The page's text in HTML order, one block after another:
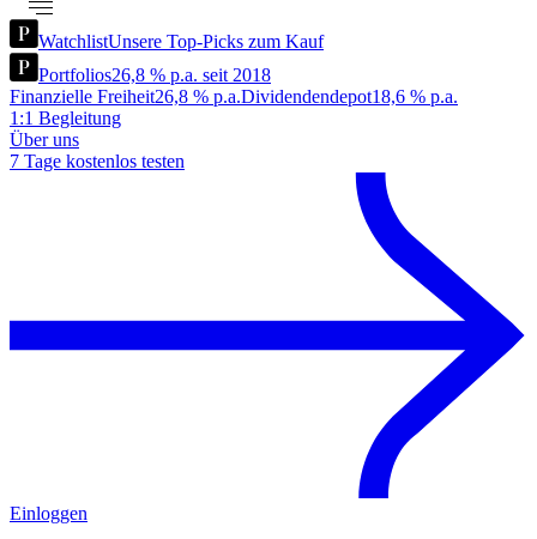
WatchlistUnsere Top-Picks zum Kauf
Portfolios26,8 % p.a. seit 2018
Finanzielle Freiheit26,8 % p.a.Dividendendepot18,6 % p.a.
1:1 Begleitung
Über uns
7 Tage kostenlos testen
Einloggen